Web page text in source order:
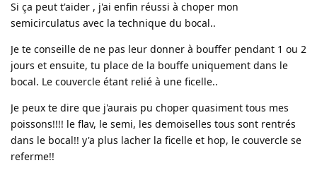
Si ça peut t'aider , j'ai enfin réussi à choper mon
semicirculatus avec la technique du bocal..
Je te conseille de ne pas leur donner à bouffer pendant 1 ou 2
jours et ensuite, tu place de la bouffe uniquement dans le
bocal. Le couvercle étant relié à une ficelle..
Je peux te dire que j'aurais pu choper quasiment tous mes
poissons!!!! le flav, le semi, les demoiselles tous sont rentrés
dans le bocal!! y'a plus lacher la ficelle et hop, le couvercle se
referme!!